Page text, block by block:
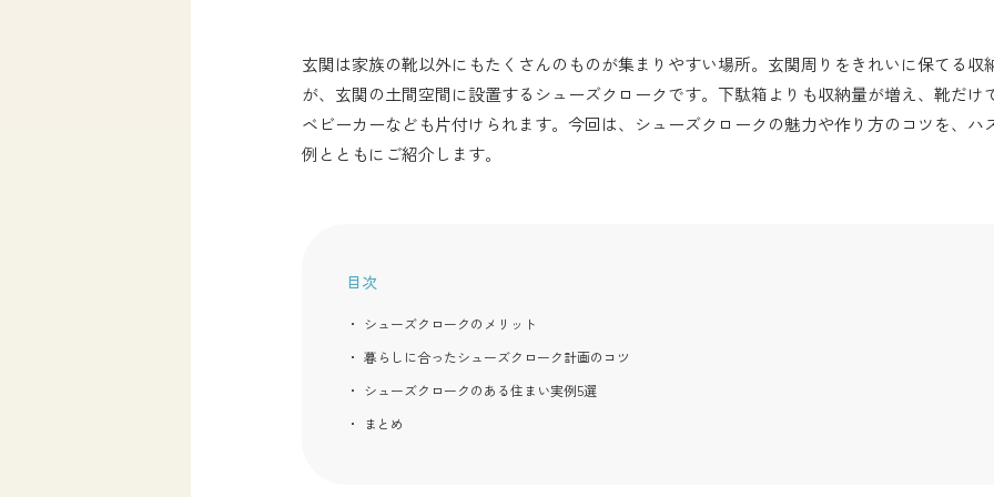
玄関は家族の靴以外にもたくさんのものが集まりやすい場所。玄関周りをきれいに保てる収
が、玄関の土間空間に設置するシューズクロークです。下駄箱よりも収納量が増え、靴だけ
ベビーカーなども片付けられます。今回は、シューズクロークの魅力や作り方のコツを、ハ
例とともにご紹介します。
目次
シューズクロークのメリット
暮らしに合ったシューズクローク計画のコツ
シューズクロークのある住まい実例5選
まとめ